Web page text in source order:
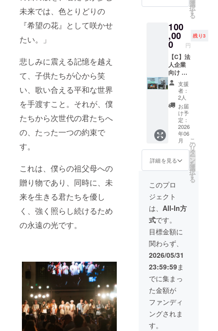
未来では、色とりどりの
『希望の花』として咲かせ
たい。」
悲しみに震える記憶を越え
て、子供たちが心から笑
い、歌い合える平和な世界
を手渡すこと。それが、僕
たちから次世代の君たちへ
の、たった一つの約束で
す。
これは、僕らの祖父母への
贈り物であり、同時に、未
来を生きる君たちを優し
く、強く照らし続けるため
の永遠の光です。
の元へ
しま
す。
2026年
5月末：
クラウ
ドファ
ンディ
ング終
了、最
終的な
寄贈数
量の確
定 2026
年7月下
旬〜8月
上旬：
沖縄市
教育委
員会を
通じ
て、各
学校へ
寄贈を
実施
2026年
8月末ま
で： 全
ての寄
贈完了
後、活
動報告
レポー
トにて
支援者
の皆様
へ正式
に完了
報告を
里 小
学校 美
原 小
学校 泡
瀬 小
学校 比
屋根小
学校 沖
縄市の
中学校
（8校）
越来
中学校
コザ
中学校
山内
中学校
美東
安慶田
中学校
宮里
中学校
沖縄東
中学校
確認状
況： 沖
縄市に
対し、
寄贈の
意図、
寄贈時
期につ
いて確
認済
み。 寄
贈内
への感
込めま
して心
からの
ありが
とう
メール
を送ら
せてい
ただき
ますの
で、
メール
アドレ
スの入
力をお
願いし
※私たち
は配送
作費に
一円も
使わ
ず、全
どもた
ちのタ
オルや
イベン
ト運営
に使い
たい。
だから
リター
ンはデ
ジタル
に限定
させて
させて
いただ
きま
す。 1.
寄贈先
につい
て（沖
縄市・
沖縄市
教育委
員会と
調整
中） 本
プロ
ジェク
トの趣
旨にご
賛同い
の寄贈
し、物
品を寄
贈する
ことを
沖縄市
と確認
済み。
寄贈
縄市の
小学校
（16
校） 越
来小学
校 安慶
田小学
記名：
の”プロ
ジェク
トの歴
史”に名
前が刻
まれ、
サイト
内で定
期的に
名前が
流れ
る。
・掲
載期
間：
2026年
6月20日
から
2027年
6月19日
の1年間
掲載。
・掲
載方
法：文
字の
み、
Webサ
イトの
下部の
方でス
ライド
方式で
流れま
す。
・注
意事
項：支
選
択
す
る
100
,00
0 円
残り3
【C】法
人企業
向け ・
スク
リーン
に企業
名掲載
（個人
名も可
能）
※備考欄
にて掲
載名の
ご記入
をお願
す。 ・
ステー
ジ転換
時CM放
映権
映
像の受
け渡し
方法：
後日
メール
で連絡
しま
す。
投
影可能
時間：
30秒
支援
者：
2人
お届
け予
定：
2026
年06
月
詳細を見る
こ
の
リ
タ
ー
ン
を
選
択
す
る
このプロ
ジェクト
は、 All-In方
式です。
目標金額に
関わらず、
2026/05/31
23:59:59ま
でに集まっ
た金額が
ファンディ
ングされま
す。